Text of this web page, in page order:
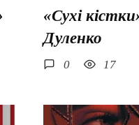
«Сухі
Дуленко
0 17